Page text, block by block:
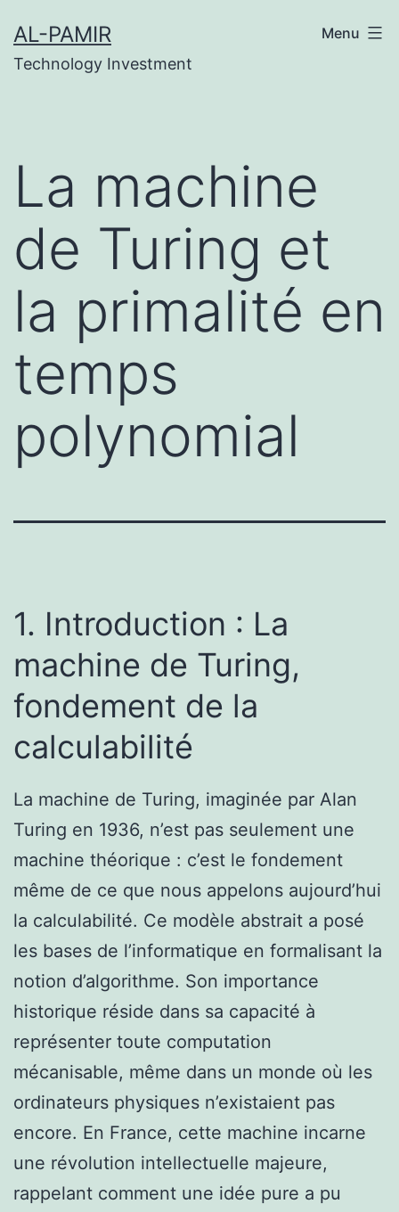
to
content
AL-PAMIR
Technology Investment
Menu
La machine
de Turing et
la primalité en
temps
polynomial
1. Introduction : La
machine de Turing,
fondement de la
calculabilité
La machine de Turing, imaginée par Alan
Turing en 1936, n’est pas seulement une
machine théorique : c’est le fondement
même de ce que nous appelons aujourd’hui
la calculabilité. Ce modèle abstrait a posé
les bases de l’informatique en formalisant la
notion d’algorithme. Son importance
historique réside dans sa capacité à
représenter toute computation
mécanisable, même dans un monde où les
ordinateurs physiques n’existaient pas
encore. En France, cette machine incarne
une révolution intellectuelle majeure,
rappelant comment une idée pure a pu